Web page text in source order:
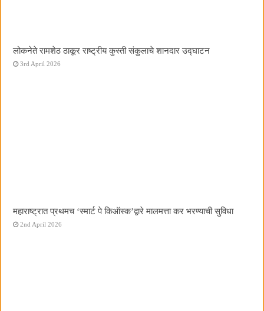
लोकनेते रामशेठ ठाकूर राष्ट्रीय कुस्ती संकुलाचे शानदार उद्घाटन
3rd April 2026
महाराष्ट्रात प्रथमच ‌‘स्मार्ट पे किऑस्क‌’द्वारे मालमत्ता कर भरण्याची सुविधा
2nd April 2026